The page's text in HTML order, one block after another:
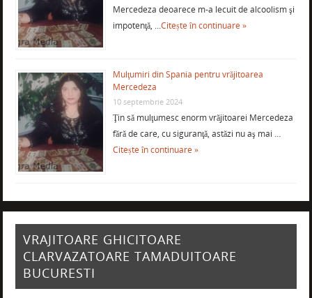
Mercedeza deoarece m-a lecuit de alcoolism şi
impotenţă, …Citește în continuare »
Mulţumiri din Spania pentru vrăjitoarea
Mercedeza
10 septembrie 2024
Ţin să mulţumesc enorm vrăjitoarei Mercedeza
fără de care, cu siguranţă, astăzi nu aş mai …
Citește în continuare »
VRAJITOARE GHICITOARE
CLARVAZATOARE TAMADUITOARE
BUCURESTI